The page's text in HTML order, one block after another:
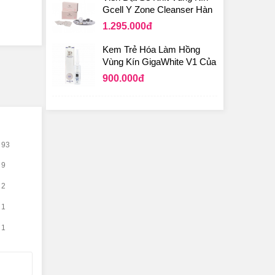
và
93
9
2
1
1
Gcell Y Zone Cleanser Hàn
Quốc
1.295.000đ
Kem Trẻ Hóa Làm Hồng
Vùng Kín GigaWhite V1 Của
Mỹ
900.000đ